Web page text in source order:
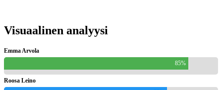
Visuaalinen analyysi
Emma Arvola
85%
Roosa Leino